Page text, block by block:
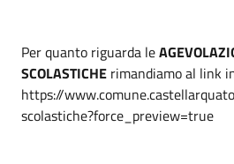
Per quanto riguarda le
SCOLASTICHE rimandiamo al link
https://
scolastiche?force_preview=true